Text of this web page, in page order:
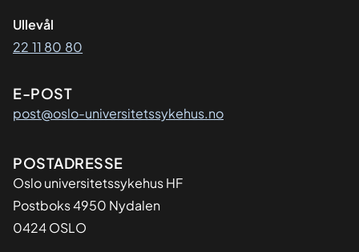
Ullevål
22 11 80 80
E-POST
post@oslo-universitetssykehus.no
Adresse
POSTADRESSE
Oslo universitetssykehus HF
Postboks 4950 Nydalen
0424 OSLO